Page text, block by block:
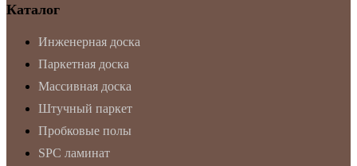
Каталог
Инженерная доска
Паркетная доска
Массивная доска
Штучный паркет
Пробковые полы
SPC ламинат